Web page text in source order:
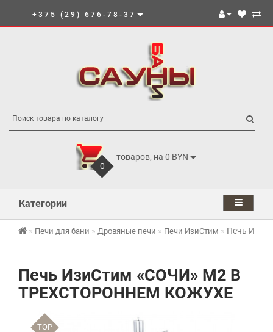
+375 (29) 676-78-37
0
товаров, на 0 BYN
Категории
Печи для бани Дровяные печи Печи ИзиСтим Печь
Печь ИзиСтим «СОЧИ» М2 В
ТРЕХСТОРОННЕМ КОЖУХЕ
TOP